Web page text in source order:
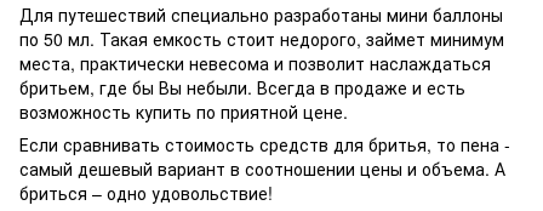
Для путешествий специально разработаны мини баллоны
по 50 мл. Такая емкость стоит недорого, займет минимум
места, практически невесома и позволит наслаждаться
бритьем, где бы Вы небыли. Всегда в продаже и есть
возможность купить по приятной цене.
Если сравнивать стоимость средств для бритья, то пена -
самый дешевый вариант в соотношении цены и объема. А
бриться – одно удовольствие!